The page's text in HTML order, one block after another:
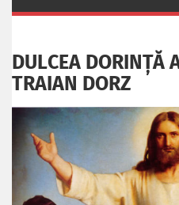
DULCEA DORINȚĂ
TRAIAN DORZ